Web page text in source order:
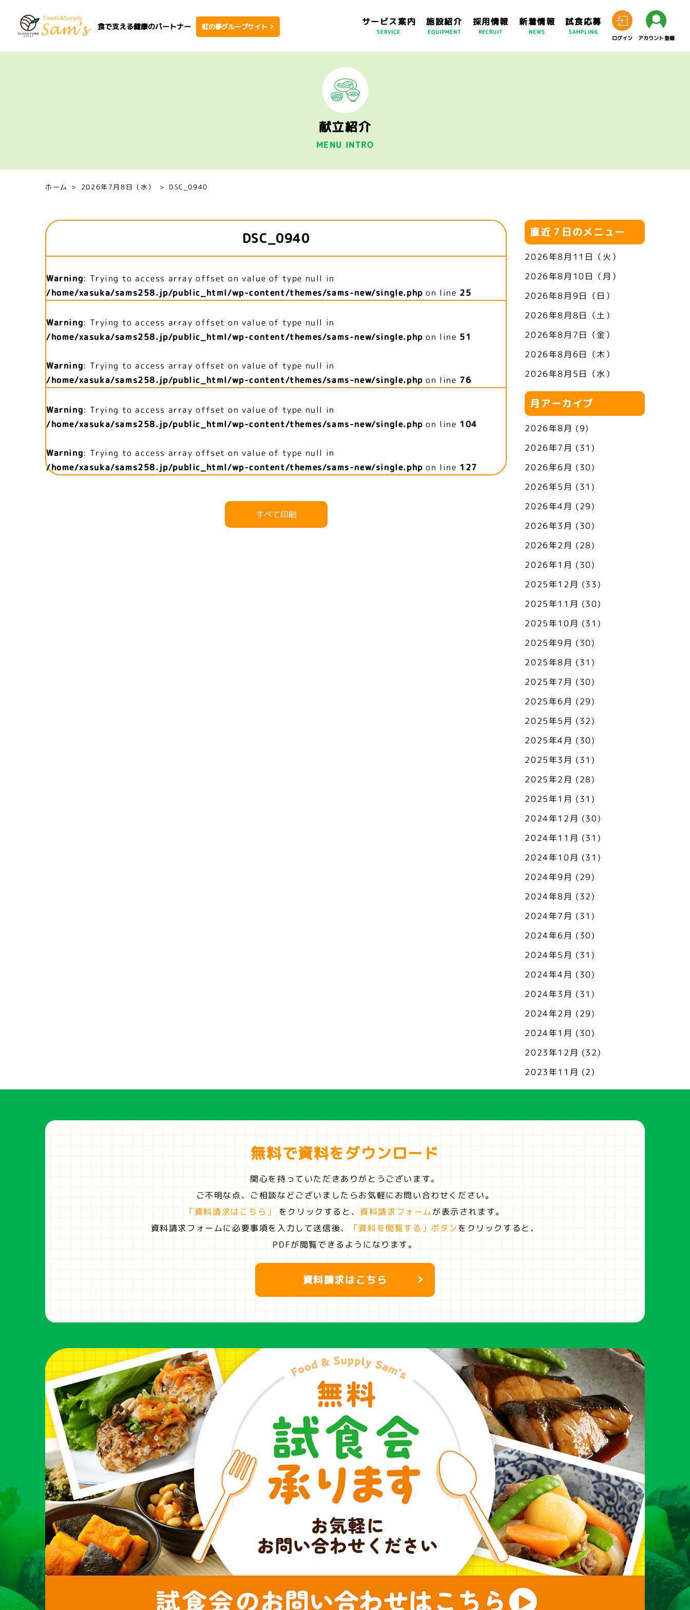
食で支える健康のパートナー 虹の夢グループサイト サービス案内
SERVICE
施設紹介
EQUIPMENT
採用情報
RECRUIT
新着情報
NEWS
試食応募
SAMPLING
ログイン
アカウント登録
献立紹介
MENU INTRO
ホーム 2026年7月8日（水） DSC_0940
DSC_0940
Warning: Trying to access array offset on value of type null in
/home/xasuka/sams258.jp/public_html/wp-content/themes/sams-new/single.php on line 25
Warning: Trying to access array offset on value of type null in
/home/xasuka/sams258.jp/public_html/wp-content/themes/sams-new/single.php on line 51
Warning: Trying to access array offset on value of type null in
/home/xasuka/sams258.jp/public_html/wp-content/themes/sams-new/single.php on line 76
Warning: Trying to access array offset on value of type null in
/home/xasuka/sams258.jp/public_html/wp-content/themes/sams-new/single.php on line 104
Warning: Trying to access array offset on value of type null in
/home/xasuka/sams258.jp/public_html/wp-content/themes/sams-new/single.php on line 127
すべて印刷
直近７日のメニュー
2026年8月11日（火）
2026年8月10日（月）
2026年8月9日（日）
2026年8月8日（土）
2026年8月7日（金）
2026年8月6日（木）
2026年8月5日（水）
月アーカイブ
2026年8月 (9)
2026年7月 (31)
2026年6月 (30)
2026年5月 (31)
2026年4月 (29)
2026年3月 (30)
2026年2月 (28)
2026年1月 (30)
2025年12月 (33)
2025年11月 (30)
2025年10月 (31)
2025年9月 (30)
2025年8月 (31)
2025年7月 (30)
2025年6月 (29)
2025年5月 (32)
2025年4月 (30)
2025年3月 (31)
2025年2月 (28)
2025年1月 (31)
2024年12月 (30)
2024年11月 (31)
2024年10月 (31)
2024年9月 (29)
2024年8月 (32)
2024年7月 (31)
2024年6月 (30)
2024年5月 (31)
2024年4月 (30)
2024年3月 (31)
2024年2月 (29)
2024年1月 (30)
2023年12月 (32)
2023年11月 (2)
無料で資料をダウンロード
関心を持っていただきありがとうございます。
ご不明な点、ご相談などございましたらお気軽にお問い合わせください。
「資料請求はこちら」
をクリックすると、 資料請求フォームが表示されます。
資料請求フォームに必要事項を入力して送信後、
「資料を閲覧する」ボタンをクリックすると、
PDFが閲覧できるようになります。
資料請求はこちら